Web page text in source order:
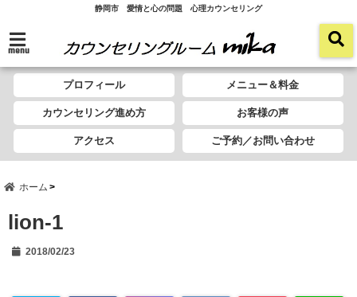
静岡市 愛情と心の問題 心理カウンセリング
menu
プロフィール メニュー＆料金
カウンセリング進め方 お客様の声
アクセス ご予約／お問い合わせ
ホーム
lion-1
2018/02/23